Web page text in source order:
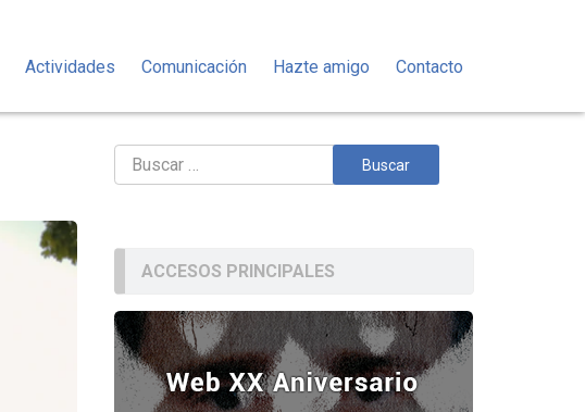
Actividades Comunicación Hazte amigo Contacto
Buscar:
ACCESOS PRINCIPALES